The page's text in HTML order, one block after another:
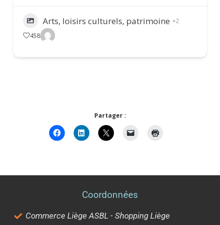
Arts, loisirs culturels, patrimoine +2
458
Partager :
Coordonnées
Commerce Liège ASBL - Shopping Liège